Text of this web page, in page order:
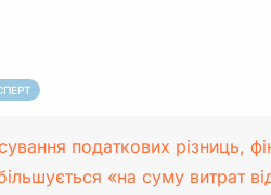
податкових різниць,
«на суму витрат